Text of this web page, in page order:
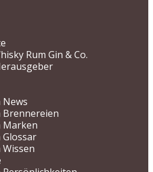
Rum Gin & Co.
News
Brennereien
Marken
Glossar
Wissen